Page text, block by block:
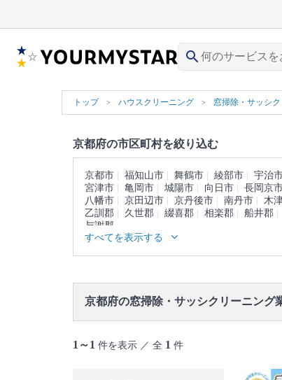
search
トップ ハウスクリーニング 窓掃除・サッシ
京都府の市区町村を絞り込む
京都市 福知山市 舞鶴市 綾部市
宇治
宮津市
亀岡市 城陽市 向日市
長岡京
八幡市
京田辺市 京丹後市 南丹市
木
乙訓郡
久世郡 綴喜郡 相楽郡
船井郡
与謝郡
すべてを表示する
京都府の窓掃除・サッシクリーニング
1～1 件を表示 ／ 全 1 件